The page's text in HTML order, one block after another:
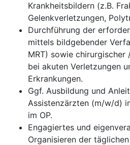
Krankheitsbildern (z.B.
Gelenkverletzungen,
Durchführung der
mittels bildgebender
MRT) sowie
bei akuten Verletzungen
Erkrankungen.
Ggf. Ausbildung und
Assistenzärzten (m/w/d)
im OP.
Engagiertes und
Organisieren der